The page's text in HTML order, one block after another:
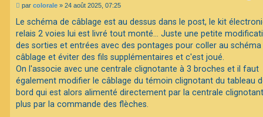
M
s
a
g
e
par colorale » 24 août 2025, 07:25
Le schéma de câblage est au dessus dans le post, le kit
relais 2 voies lui est livré tout monté... Juste une petite
des sorties et entrées avec des pontages pour coller au schéma
câblage et éviter des fils supplémentaires et c'est joué.
On l'associe avec une centrale clignotante à 3 broches et il faut
également modifier le câblage du témoin clignotant du tableau
bord qui est alors alimenté directement par la centrale
plus par la commande des flèches.